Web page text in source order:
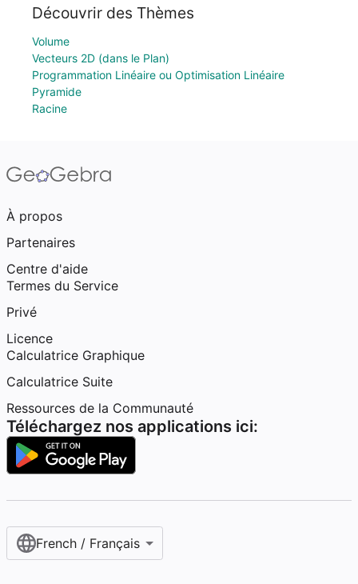
Découvrir des Thèmes
Volume
Vecteurs 2D (dans le Plan)
Programmation Linéaire ou Optimisation Linéaire
Pyramide
Racine
À propos
Partenaires
Centre d'aide
Termes du Service
Privé
Licence
Calculatrice Graphique
Calculatrice Suite
Ressources de la Communauté
Téléchargez nos applications ici:
French / Français‎